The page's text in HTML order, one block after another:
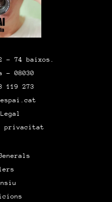
– 74 baixos.
– 08030
119 273
privacitat